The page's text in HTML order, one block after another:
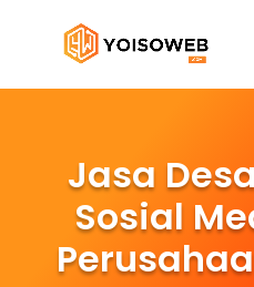
Jasa
Sosial